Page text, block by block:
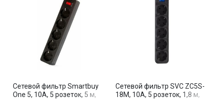
Сетевой фильтр Smartbuy
One 5, 10А, 5 розеток, 5 м,
Сетевой фильтр SVC ZC5S-
18M, 10А, 5 розеток, 1,8 м,